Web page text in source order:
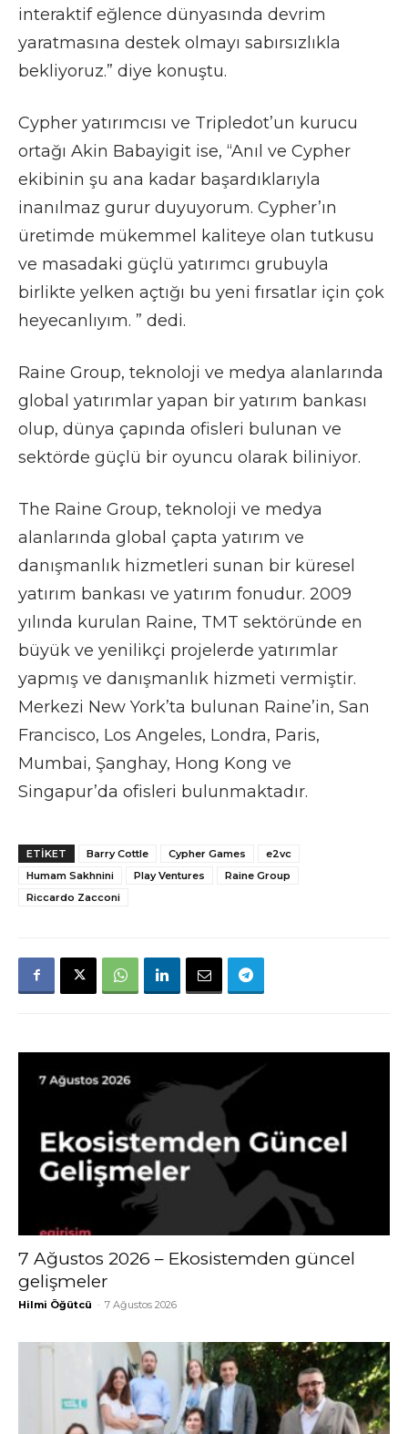
interaktif eğlence dünyasında devrim
yaratmasına destek olmayı sabırsızlıkla
bekliyoruz.” diye konuştu.
Cypher yatırımcısı ve Tripledot’un kurucu
ortağı Akin Babayigit ise, “Anıl ve Cypher
ekibinin şu ana kadar başardıklarıyla
inanılmaz gurur duyuyorum. Cypher’ın
üretimde mükemmel kaliteye olan tutkusu
ve masadaki güçlü yatırımcı grubuyla
birlikte yelken açtığı bu yeni fırsatlar için çok
heyecanlıyım. ” dedi.
Raine Group, teknoloji ve medya alanlarında
global yatırımlar yapan bir yatırım bankası
olup, dünya çapında ofisleri bulunan ve
sektörde güçlü bir oyuncu olarak biliniyor.
The Raine Group, teknoloji ve medya
alanlarında global çapta yatırım ve
danışmanlık hizmetleri sunan bir küresel
yatırım bankası ve yatırım fonudur. 2009
yılında kurulan Raine, TMT sektöründe en
büyük ve yenilikçi projelerde yatırımlar
yapmış ve danışmanlık hizmeti vermiştir.
Merkezi New York’ta bulunan Raine’in, San
Francisco, Los Angeles, Londra, Paris,
Mumbai, Şanghay, Hong Kong ve
Singapur’da ofisleri bulunmaktadır.
ETIKET Barry Cottle Cypher Games
e2vc
Humam Sakhnini
Play Ventures
Raine Group
Riccardo Zacconi
7 Ağustos 2026 – Ekosistemden güncel
gelişmeler
Hilmi Öğütcü - 7 Ağustos 2026